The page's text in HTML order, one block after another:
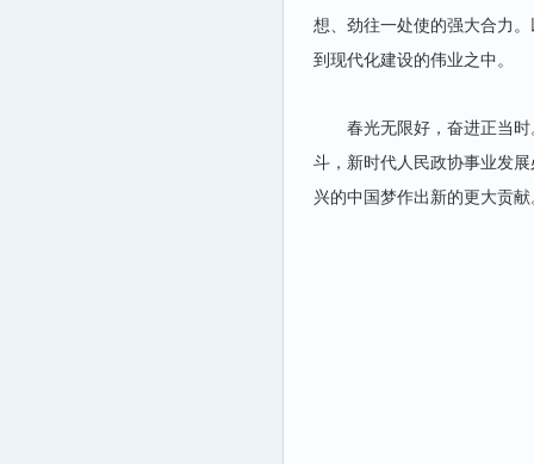
想、劲往一处使的强大合力
到现代化建设的伟业之中。
春光无限好，奋进正当
斗，新时代人民政协事业发
兴的中国梦作出新的更大贡献